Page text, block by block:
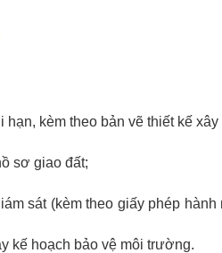
kèm theo bản vẽ thiết kế xây
sơ giao đất;
sát (kèm theo giấy phép hành
kế hoạch bảo vệ môi trường.